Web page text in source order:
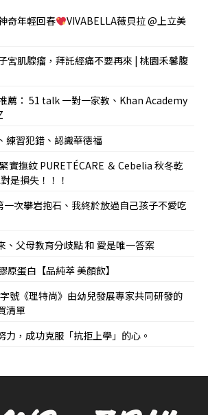
奇年輕回春
VIVABELLA薇貝拉 @上立美
宮肌腺瘤，拜託經痛不要再來 | 桃園禾馨腹
薦： 51 talk 一對一家教、Khan Academy
練習犯錯、認識華德福
實撫紋 PURETÉCARE ＆ Cebelia 秋冬乾
是損失！！！
次攀岩抱石、我終於放過自己孩子不愛吃
、父母教育分歧點 和 愛是唯一答案
原蛋白【品純萃 美顏飲】
號《理特尚》由幼兒發展專家共同研發的
清單
，成功克服「抗拒上學」的心。